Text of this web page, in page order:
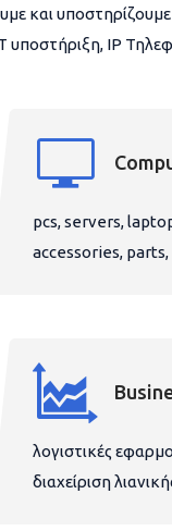
και
υποστήριξη, IP
pcs, servers,
accessories,
λογιστικές
διαχείριση